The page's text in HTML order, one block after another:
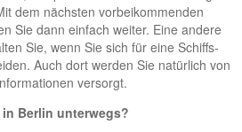
dem nächsten vorbeikommenden
Sie dann einfach weiter. Eine andere
Sie, wenn Sie sich für eine Schiffs-
Auch dort werden Sie natürlich von
versorgt.
Berlin unterwegs?